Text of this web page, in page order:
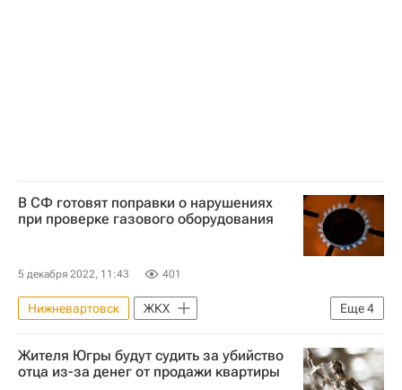
В СФ готовят поправки о нарушениях
при проверке газового оборудования
5 декабря 2022, 11:43 401
Еще4
Нижневартовск
ЖКХ
Андрей Шевченко (политик)
Ярославль
Нижегородская область
Жителя Югры будут судить за убийство
отца из-за денег от продажи квартиры